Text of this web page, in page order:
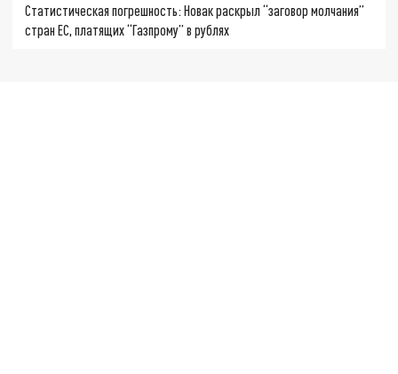
Статистическая погрешность: Новак раскрыл “заговор молчания”
стран ЕС, платящих “Газпрому” в рублях